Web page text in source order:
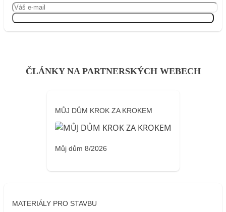
ČLÁNKY NA PARTNERSKÝCH WEBECH
MŮJ DŮM KROK ZA KROKEM
Můj dům 8/2026
MATERIÁLY PRO STAVBU